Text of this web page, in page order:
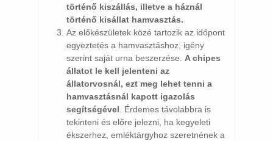
történő kiszállás, illetve a háznál
történő kisállat hamvasztás.
Az előkészületek közé tartozik az időpont
egyeztetés a hamvasztáshoz, igény
szerint saját urna beszerzése. A chipes
állatot le kell jelenteni az
állatorvosnál, ezt meg lehet tenni a
hamvasztásnál kapott igazolás
segítségével . Érdemes távolabbra is
tekinteni és előre jelezni, ha kegyeleti
ékszerhez, emléktárgyhoz szeretnének a